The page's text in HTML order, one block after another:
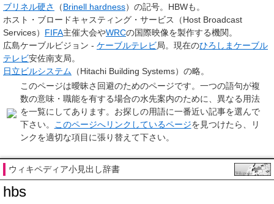
ブリネル硬さ
（Brinell hardness）の記号。HBWも。
ホスト・ブロードキャスティング・サービス（Host Broadcast
Services） FIFA主催大会やWRCの国際映像を製作する機関。
広島ケーブルビジョン - ケーブルテレビ局。現在のひろしまケーブル
テレビ安佐南支局。
日立ビルシステム （Hitachi Building Systems）の略。
このページは曖昧さ回避のためのページです。一つの語句が複
数の意味・職能を有する場合の水先案内のために、異なる用法
を一覧にしてあります。お探しの用語に一番近い記事を選んで
下さい。 このページへリンクしているページを見つけたら、リ
ンクを適切な項目に張り替えて下さい。
ウィキペディア小見出し辞書
hbs